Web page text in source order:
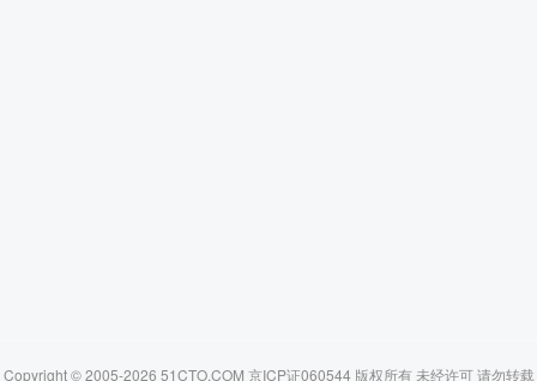
Copyright © 2005-2026 51CTO.COM 京ICP证060544 版权所有 未经许可 请勿转载